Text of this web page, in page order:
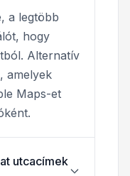
a legtöbb
hogy
Alternatív
amelyek
Maps-et
utcacímek